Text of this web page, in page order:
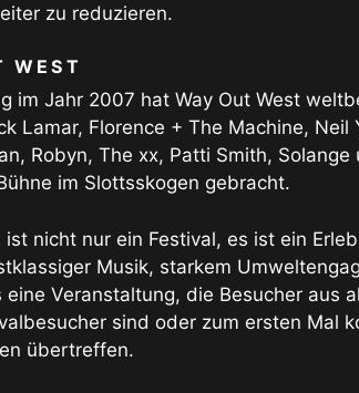
zu reduzieren.
WEST
im Jahr 2007 hat Way Out West
Lamar, Florence + The Machine, Neil
Robyn, The xx, Patti Smith,
im Slottsskogen gebracht.
ist nicht nur ein Festival, es ist ein
Musik, starkem
Veranstaltung, die Besucher aus
sind oder zum ersten Mal
übertreffen.